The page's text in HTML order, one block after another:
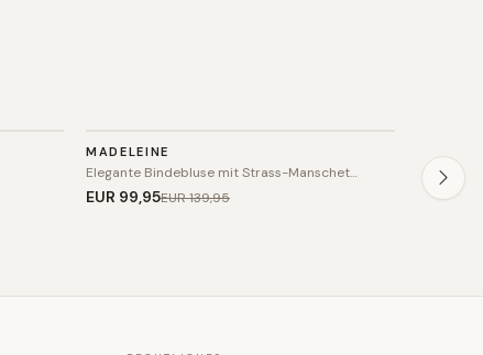
SALE
MADELEINE
Elegante Bindebluse mit Strass-Manschet…
EUR 99,95EUR 139,95
SALE
Verzierte
EUR 55